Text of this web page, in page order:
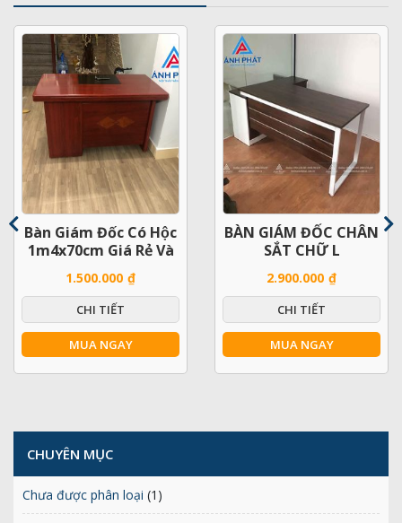
Bàn Giám Đốc Có Hộc
1m4x70cm Giá Rẻ Và
Mới 100%
1.500.000 ₫
CHI TIẾT
MUA NGAY
BÀN GIÁM ĐỐC CHÂN
SẮT CHỮ L
1M6X60CM
2.900.000 ₫
CHI TIẾT
MUA NGAY
CHUYÊN MỤC
Chưa được phân loại (1)